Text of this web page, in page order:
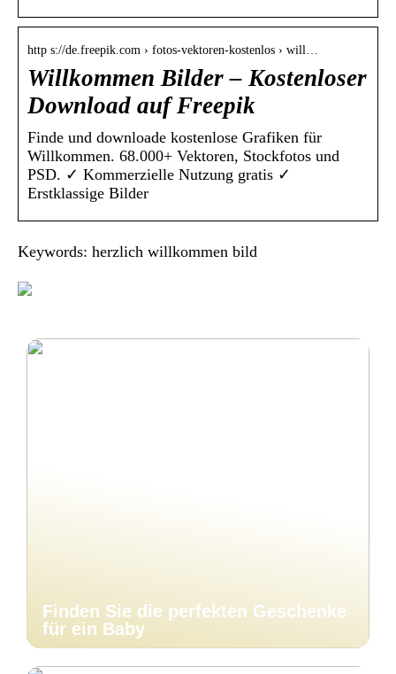
http s://de.freepik.com › fotos-vektoren-kostenlos › will…
Willkommen Bilder – Kostenloser
Download auf Freepik
Finde und downloade kostenlose Grafiken für
Willkommen. 68.000+ Vektoren, Stockfotos und
PSD. ✓ Kommerzielle Nutzung gratis ✓
Erstklassige Bilder
Keywords: herzlich willkommen bild
Finden Sie die perfekten Geschenke
für ein Baby